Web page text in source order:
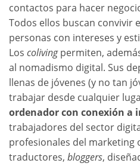
contactos para hacer
Todos ellos buscan convivir
personas con intereses y
Los colivingpermiten,
al nomadismo digital. Sus
llenas de jóvenes (y no tan
trabajar desde cualquier
ordenador con conexión a
trabajadores del sector
profesionales del marketing
traductores, bloggers,